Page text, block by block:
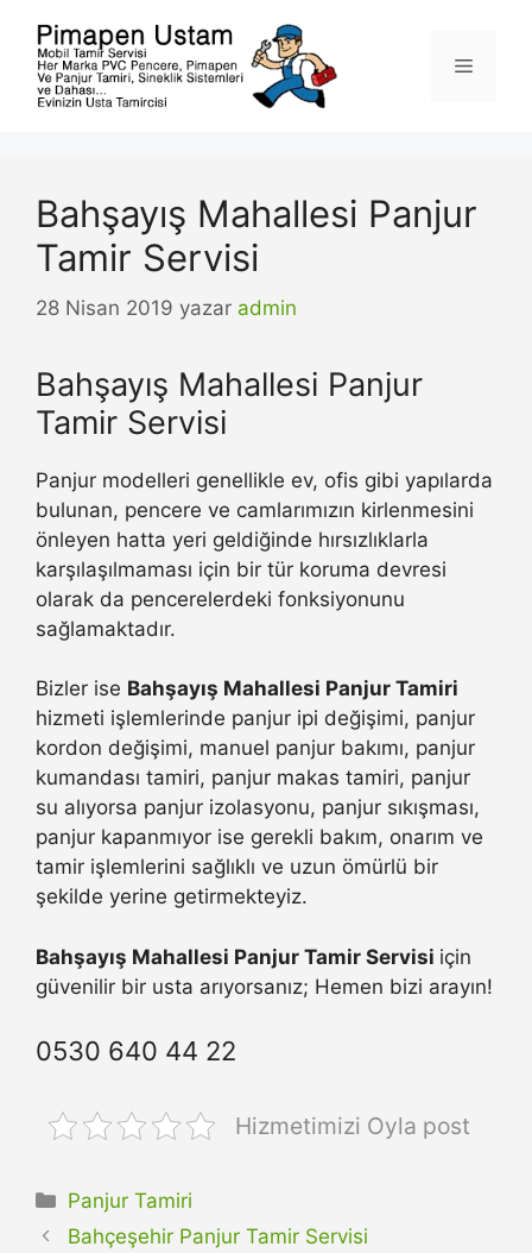
Menü
Bahşayış Mahallesi Panjur
Tamir Servisi
28 Nisan 2019 yazar admin
Bahşayış Mahallesi Panjur
Tamir Servisi
Panjur modelleri genellikle ev, ofis gibi yapılarda
bulunan, pencere ve camlarımızın kirlenmesini
önleyen hatta yeri geldiğinde hırsızlıklarla
karşılaşılmaması için bir tür koruma devresi
olarak da pencerelerdeki fonksiyonunu
sağlamaktadır.
Bizler ise Bahşayış Mahallesi Panjur Tamiri
hizmeti işlemlerinde panjur ipi değişimi, panjur
kordon değişimi, manuel panjur bakımı, panjur
kumandası tamiri, panjur makas tamiri, panjur
su alıyorsa panjur izolasyonu, panjur sıkışması,
panjur kapanmıyor ise gerekli bakım, onarım ve
tamir işlemlerini sağlıklı ve uzun ömürlü bir
şekilde yerine getirmekteyiz.
Bahşayış Mahallesi Panjur Tamir Servisi için
güvenilir bir usta arıyorsanız; Hemen bizi arayın!
0530 640 44 22
Hizmetimizi Oyla post
Kategoriler
Panjur Tamiri
Bahçeşehir Panjur Tamir Servisi